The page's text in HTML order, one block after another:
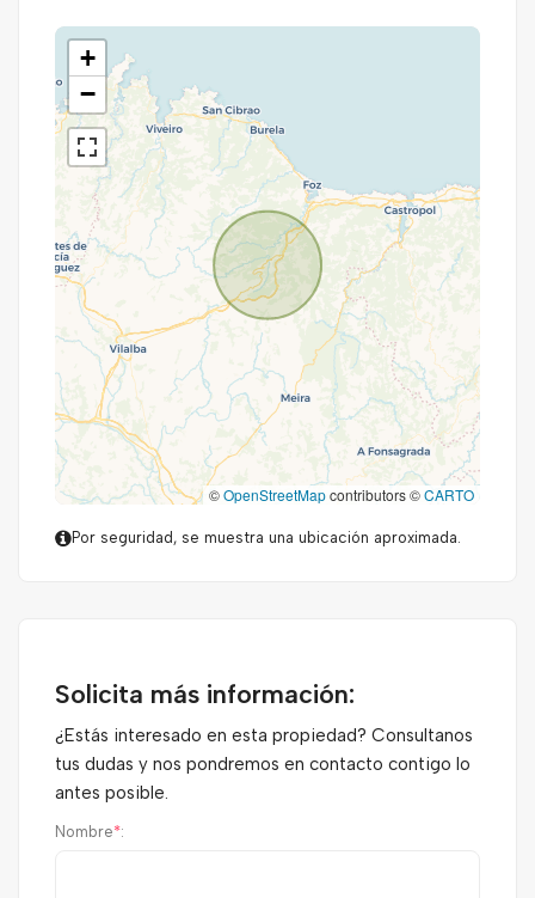
+
−
©OpenStreetMapcontributors ©CARTO
Por seguridad, se muestra una ubicación aproximada.
Solicita más información:
¿Estás interesado en esta propiedad? Consultanos
tus dudas y nos pondremos en contacto contigo lo
antes posible.
Nombre*: